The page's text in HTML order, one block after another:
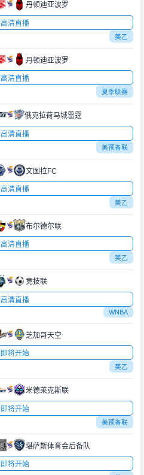
丹顿迪亚波罗
高清直播
美乙
丹顿迪亚波罗
高清直播
夏季联赛
俄克拉荷马城雷霆
高清直播
美预备联
文图拉FC
高清直播
美乙
布尔德尔联
高清直播
美乙
竞技联
高清直播
WNBA
芝加哥天空
即将开始
美乙
米德莱克斯联
即将开始
美预备联
堪萨斯体育会后备队
即将开始